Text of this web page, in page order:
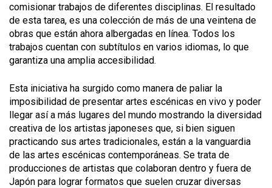
comisionar trabajos de diferentes disciplinas. El resultado
de esta tarea, es una colección de más de una veintena de
obras que están ahora albergadas en línea. Todos los
trabajos cuentan con subtítulos en varios idiomas, lo que
garantiza una amplia accesibilidad.
Esta iniciativa ha surgido como manera de paliar la
imposibilidad de presentar artes escénicas en vivo y poder
llegar así a más lugares del mundo mostrando la diversidad
creativa de los artistas japoneses que, si bien siguen
practicando sus artes tradicionales, están a la vanguardia
de las artes escénicas contemporáneas. Se trata de
producciones de artistas que colaboran dentro y fuera de
Japón para lograr formatos que suelen cruzar diversas